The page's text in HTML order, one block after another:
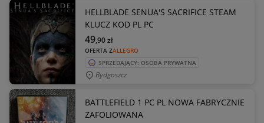
HELLBLADE SENUA'S SACRIFICE STEAM
KLUCZ KOD PL PC
OFERTA ZALLEGRO
49,90zł
SPRZEDAJĄCY: OSOBA PRYWATNA
Bydgoszcz
BATTLEFIELD 1 PC PL NOWA FABRYCZNIE
ZAFOLIOWANA